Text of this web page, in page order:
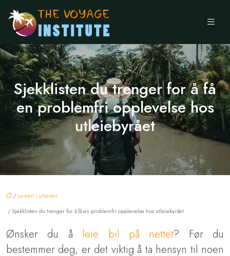
Sjekklisten du trenger for å få
en problemfri opplevelse hos
utleiebyrået
/ Leiebil i utlandet
/ Sjekklisten du trenger for å få en problemfri opplevelse hos utleiebyrået
Ønsker du å leie bil på nettet? Før du
bestemmer deg, er det viktig å ta hensyn til noen